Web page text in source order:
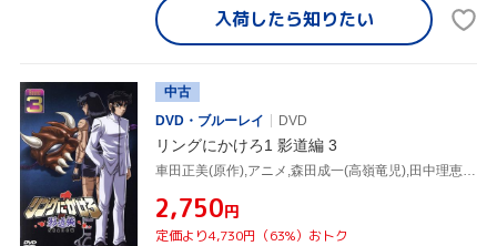
入荷したら知りたい
中古
DVD・ブルーレイ
DVD
リングにかけろ1 影道編 3
車田正美(原作),アニメ,森田成一(高嶺竜児),田中理恵(高嶺菊),荒木伸吾(キャラクターデザイン),姫野美智(キャラクターデザイン),井上栄作(キャラクターデザイン、総作画監督),上田益(音楽)
¥2,750円
定価より4,730円（63%）おトク